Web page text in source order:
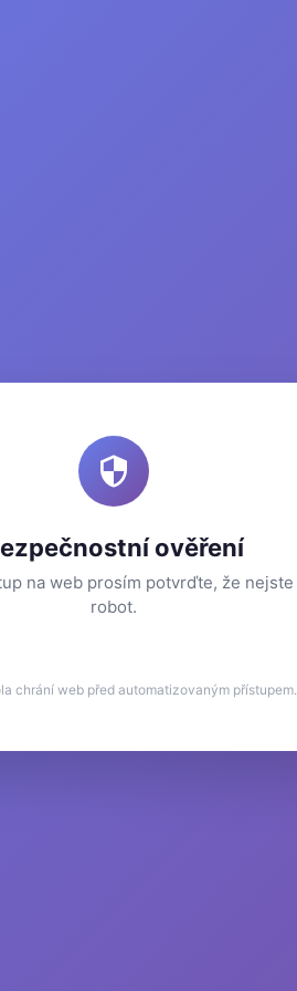
ověření
na web prosím potvrďte, že nejste
robot.
chrání web před automatizovaným přístupem.